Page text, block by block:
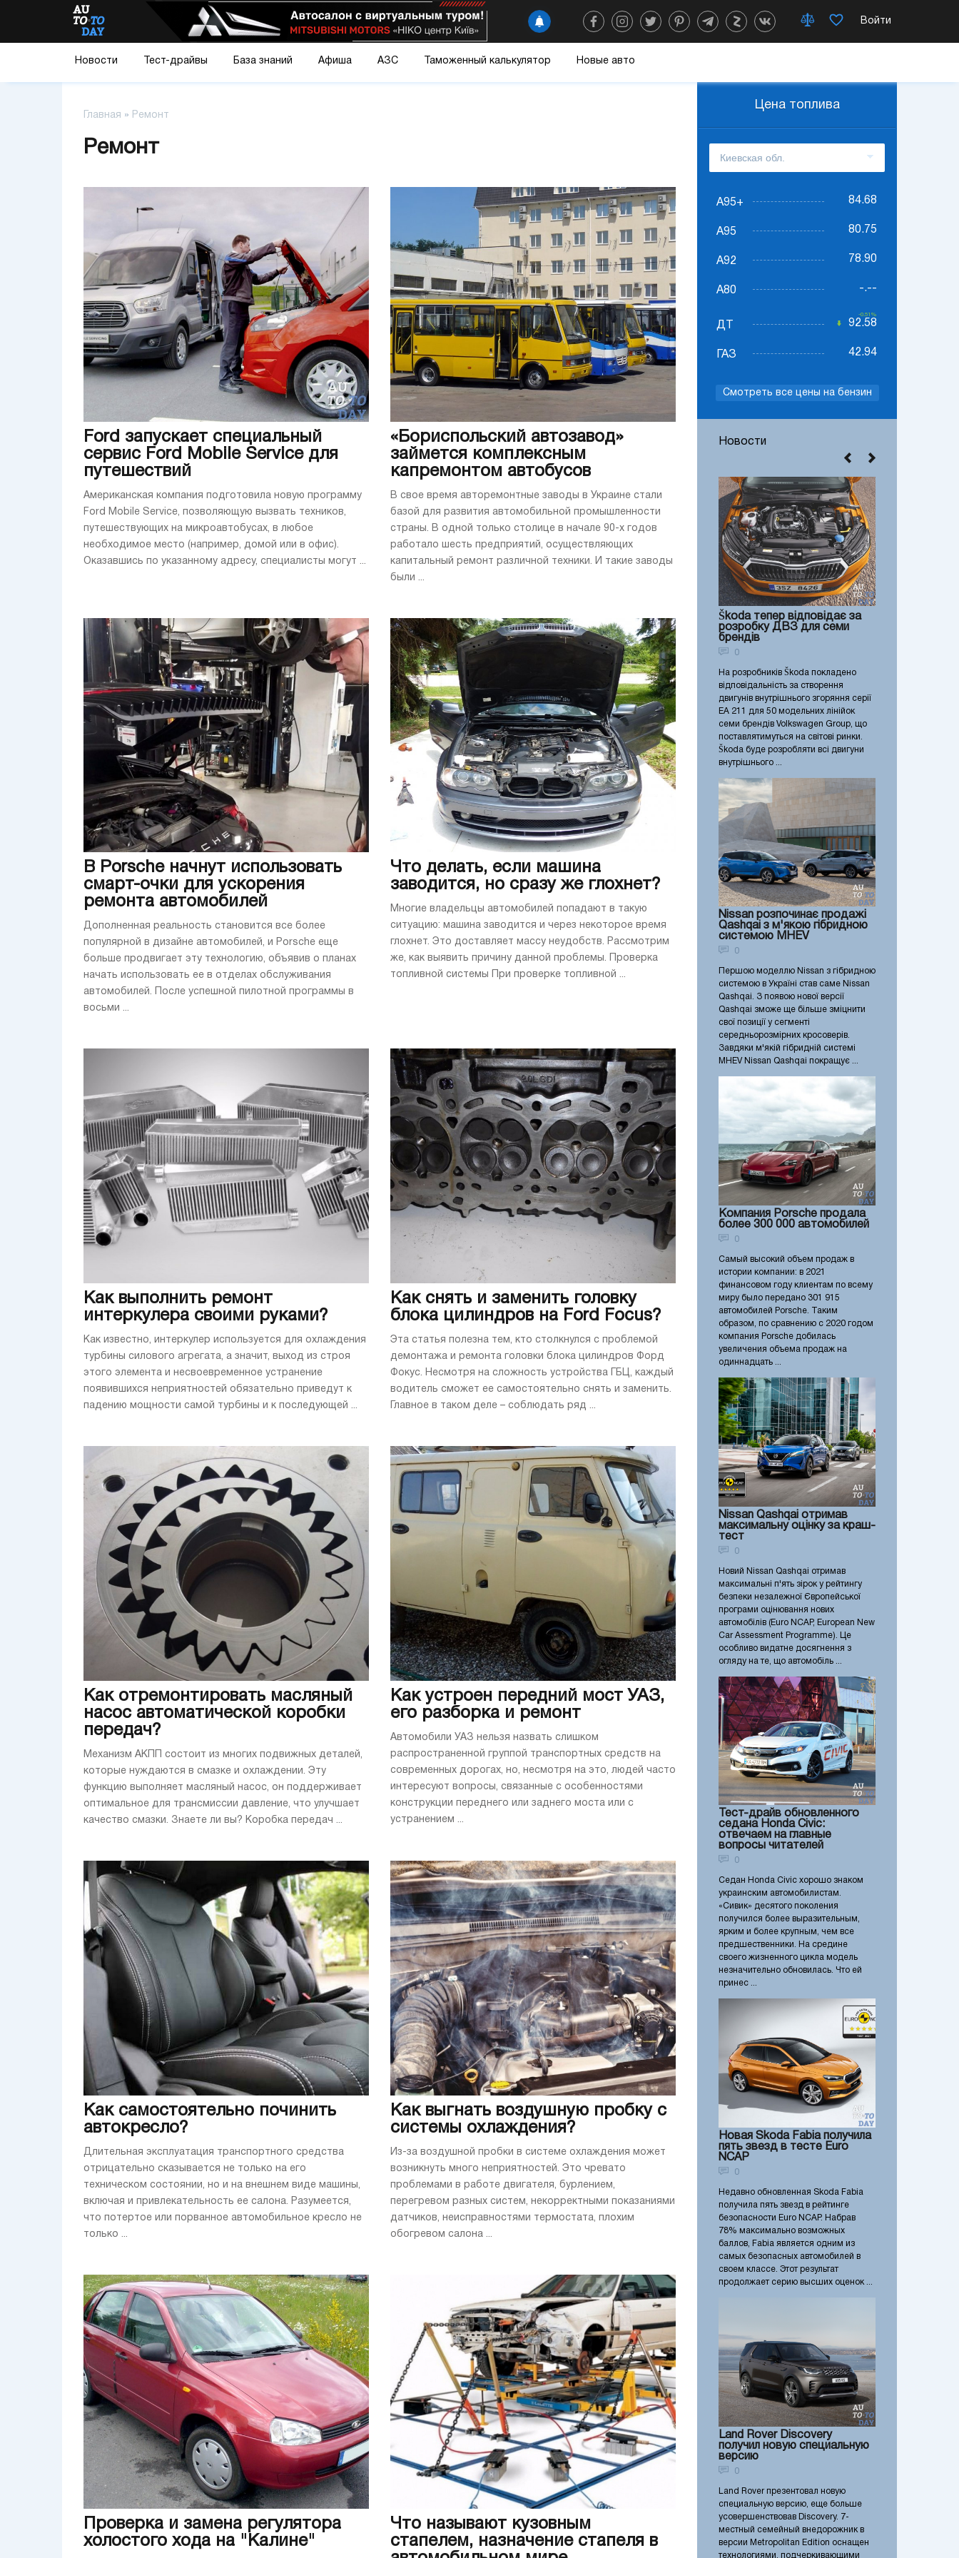
Войти
Новости Тест-драйвы База знаний Афиша АЗС Таможенный калькулятор Новые авто
Главная » Ремонт
Ремонт
Ford запускает специальный
сервис Ford Mobile Service для
путешествий
Американская компания подготовила новую программу
Ford Mobile Service, позволяющую вызвать техников,
путешествующих на микроавтобусах, в любое
необходимое место (например, домой или в офис).
Оказавшись по указанному адресу, специалисты могут ...
«Бориспольский автозавод»
займется комплексным
капремонтом автобусов
В свое время авторемонтные заводы в Украине стали
базой для развития автомобильной промышленности
страны. В одной только столице в начале 90-х годов
работало шесть предприятий, осуществляющих
капитальный ремонт различной техники. И такие заводы
были ...
В Porsche начнут использовать
смарт-очки для ускорения
ремонта автомобилей
Дополненная реальность становится все более
популярной в дизайне автомобилей, и Porsche еще
больше продвигает эту технологию, объявив о планах
начать использовать ее в отделах обслуживания
автомобилей. После успешной пилотной программы в
восьми ...
Что делать, если машина
заводится, но сразу же глохнет?
Многие владельцы автомобилей попадают в такую
ситуацию: машина заводится и через некоторое время
глохнет. Это доставляет массу неудобств. Рассмотрим
же, как выявить причину данной проблемы. Проверка
топливной системы При проверке топливной ...
Как выполнить ремонт
интеркулера своими руками?
Как известно, интеркулер используется для охлаждения
турбины силового агрегата, а значит, выход из строя
этого элемента и несвоевременное устранение
появившихся неприятностей обязательно приведут к
падению мощности самой турбины и к последующей ...
Как снять и заменить головку
блока цилиндров на Ford Focus?
Эта статья полезна тем, кто столкнулся с проблемой
демонтажа и ремонта головки блока цилиндров Форд
Фокус. Несмотря на сложность устройства ГБЦ, каждый
водитель сможет ее самостоятельно снять и заменить.
Главное в таком деле – соблюдать ряд ...
Как отремонтировать масляный
насос автоматической коробки
передач?
Механизм АКПП состоит из многих подвижных деталей,
которые нуждаются в смазке и охлаждении. Эту
функцию выполняет масляный насос, он поддерживает
оптимальное для трансмиссии давление, что улучшает
качество смазки. Знаете ли вы? Коробка передач ...
Как устроен передний мост УАЗ,
его разборка и ремонт
Автомобили УАЗ нельзя назвать слишком
распространенной группой транспортных средств на
современных дорогах, но, несмотря на это, людей часто
интересуют вопросы, связанные с особенностями
конструкции переднего или заднего моста или с
устранением ...
Как самостоятельно починить
автокресло?
Длительная эксплуатация транспортного средства
отрицательно сказывается не только на его
техническом состоянии, но и на внешнем виде машины,
включая и привлекательность ее салона. Разумеется,
что потертое или порванное автомобильное кресло не
только ...
Как выгнать воздушную пробку с
системы охлаждения?
Из-за воздушной пробки в системе охлаждения может
возникнуть много неприятностей. Это чревато
проблемами в работе двигателя, бурлением,
перегревом разных систем, некорректными показаниями
датчиков, неисправностями термостата, плохим
обогревом салона ...
Проверка и замена регулятора
холостого хода на "Калине"
Что называют кузовным
стапелем, назначение стапеля в
Цена топлива
А95+ 84.68
А95 80.75
А92 78.90
А80 -.--
ДТ
-0.51%
92.58
ГАЗ 42.94
Смотреть все цены на бензин
Новости
Škoda тепер відповідає за
розробку ДВЗ для семи
брендів
0
На розробників Škoda покладено
відповідальність за створення
двигунів внутрішнього згоряння серії
EA 211 для 50 модельних лінійок
семи брендів Volkswagen Group, що
поставлятимуться на світові ринки.
Škoda буде розробляти всі двигуни
внутрішнього ...
Nissan розпочинає продажі
Qashqai з м'якою гібридною
системою MHEV
0
Першою моделлю Nissan з гібридною
системою в Україні став саме Nissan
Qashqai. З появою нової версії
Qashqai зможе ще більше зміцнити
свої позиції у сегменті
середньорозмірних кросоверів.
Завдяки м'якій гібридній системі
MHEV Nissan Qashqai покращує ...
Компания Porsche продала
более 300 000 автомобилей
0
Самый высокий объем продаж в
истории компании: в 2021
финансовом году клиентам по всему
миру было передано 301 915
автомобилей Porsche. Таким
образом, по сравнению с 2020 годом
компания Porsche добилась
увеличения объема продаж на
одиннадцать ...
Nissan Qashqai отримав
максимальну оцінку за краш-
тест
0
Новий Nissan Qashqai отримав
максимальні п'ять зірок у рейтингу
безпеки незалежної Європейської
програми оцінювання нових
автомобілів (Euro NCAP, European New
Car Assessment Programme). Це
особливо видатне досягнення з
огляду на те, що автомобіль ...
Тест-драйв обновленного
седана Honda Civic:
отвечаем на главные
вопросы читателей
0
Седан Honda Civic хорошо знаком
украинским автомобилистам.
«Сивик» десятого поколения
получился более выразительным,
ярким и более крупным, чем все
предшественники. На средине
своего жизненного цикла модель
незначительно обновилась. Что ей
принес ...
Новая Skoda Fabia получила
пять звезд в тесте Euro
NCAP
0
Недавно обновленная Skoda Fabia
получила пять звезд в рейтинге
безопасности Euro NCAP. Набрав
78% максимально возможных
баллов, Fabia является одним из
самых безопасных автомобилей в
своем классе. Этот результат
продолжает серию высших оценок ...
Land Rover Discovery
получил новую специальную
версию
0
Land Rover презентовал новую
специальную версию, еще больше
усовершенствовав Discovery. 7-
местный семейный внедорожник в
версии Metropolitan Edition оснащен
технологиями, подчеркивающими